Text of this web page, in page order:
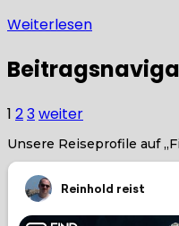
Weiterlesen
1 23weiter
Unsere Reiseprofile auf